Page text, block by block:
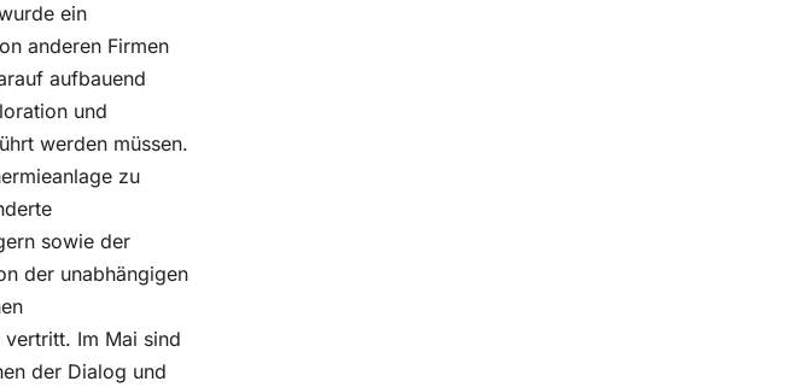
ein
anderen Firmen
aufbauend
und
werden müssen.
zu
sowie der
der unabhängigen
Im Mai sind
der Dialog und